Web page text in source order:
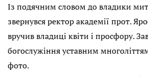
Із подячним словом до владики
звернувся ректор академії прот.
вручив владиці квіти і просфору.
богослужіння уставним
фото.